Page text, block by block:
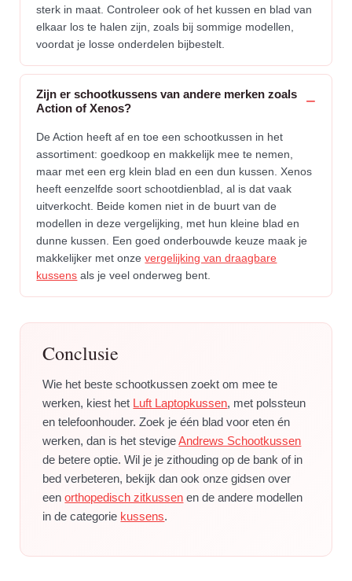
sterk in maat. Controleer ook of het kussen en blad van
elkaar los te halen zijn, zoals bij sommige modellen,
voordat je losse onderdelen bijbestelt.
Zijn er schootkussens van andere merken zoals
Action of Xenos?
De Action heeft af en toe een schootkussen in het
assortiment: goedkoop en makkelijk mee te nemen,
maar met een erg klein blad en een dun kussen. Xenos
heeft eenzelfde soort schootdienblad, al is dat vaak
uitverkocht. Beide komen niet in de buurt van de
modellen in deze vergelijking, met hun kleine blad en
dunne kussen. Een goed onderbouwde keuze maak je
makkelijker met onzevergelijking van draagbare
kussens als je veel onderweg bent.
Conclusie
Wie het beste schootkussen zoekt om mee te
werken, kiest het Luft Laptopkussen, met polssteun
en telefoonhouder. Zoek je één blad voor eten én
werken, dan is het stevigeAndrews Schootkussen
de betere optie. Wil je je zithouding op de bank of in
bed verbeteren, bekijk dan ook onze gidsen over
eenorthopedisch zitkussen en de andere modellen
in de categorie kussens.